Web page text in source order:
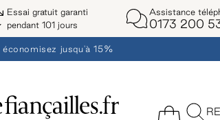
Essai gratuit garanti
pendant 101 jours
Assistance
0173 200
jusqu'à 15%